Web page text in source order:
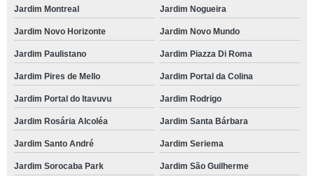
Jardim Montreal Jardim Nogueira
Jardim Novo Horizonte Jardim Novo Mundo
Jardim Paulistano Jardim Piazza Di Roma
Jardim Pires de Mello Jardim Portal da Colina
Jardim Portal do Itavuvu Jardim Rodrigo
Jardim Rosária Alcoléa Jardim Santa Bárbara
Jardim Santo André Jardim Seriema
Jardim Sorocaba Park Jardim São Guilherme